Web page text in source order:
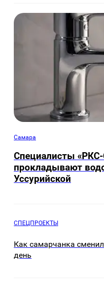
Самара
Специалисты
прокладывают
Уссурийской
СПЕЦПРОЕКТЫ
Как самарчанка
день